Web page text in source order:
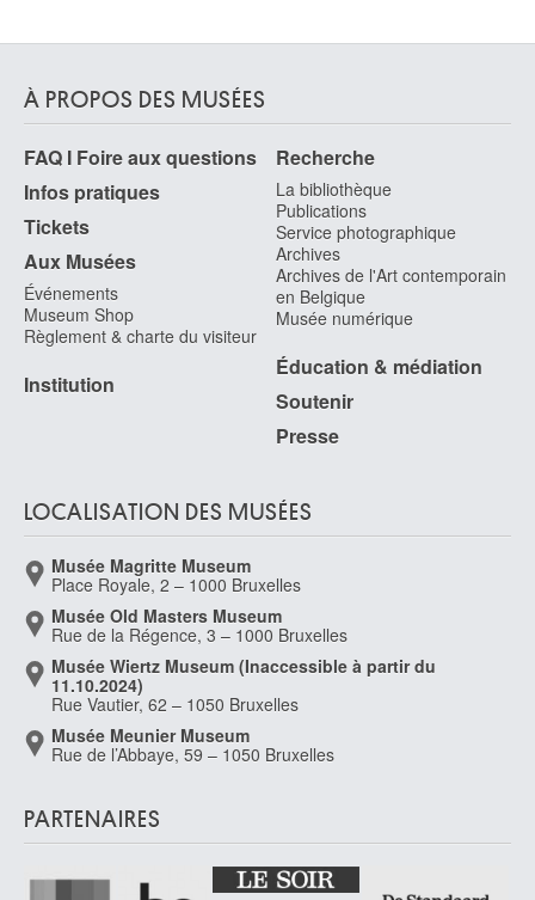
À PROPOS DES MUSÉES
FAQ I Foire aux questions
Infos pratiques
Tickets
Aux Musées
Événements
Museum Shop
Règlement & charte du visiteur
Institution
Recherche
La bibliothèque
Publications
Service photographique
Archives
Archives de l'Art contemporain
en Belgique
Musée numérique
Éducation & médiation
Soutenir
Presse
LOCALISATION DES MUSÉES
Musée Magritte Museum
Place Royale, 2 – 1000 Bruxelles
Musée Old Masters Museum
Rue de la Régence, 3 – 1000 Bruxelles
Musée Wiertz Museum (Inaccessible à partir du
11.10.2024)
Rue Vautier, 62 – 1050 Bruxelles
Musée Meunier Museum
Rue de l’Abbaye, 59 – 1050 Bruxelles
PARTENAIRES